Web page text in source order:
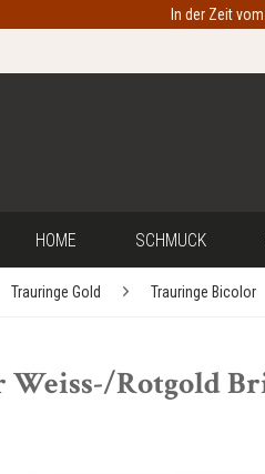
In der Zeit vom
HOME SCHMUCK
Trauringe Gold Trauringe Bicolor
Rotgold